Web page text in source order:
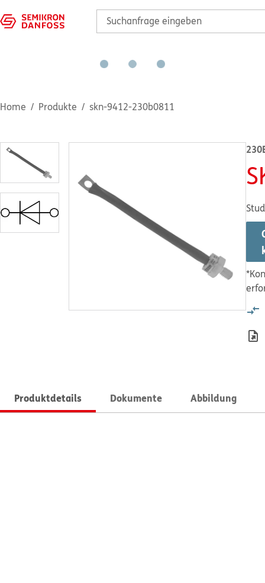
Home Produkte skn-9412-230b0811
Produktdetails Dokumente Abbildung